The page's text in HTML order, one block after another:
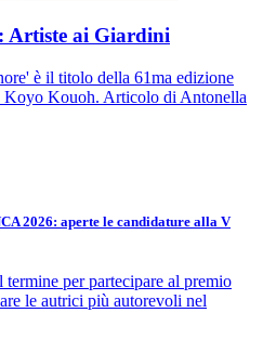
Artiste ai Giardini
è il titolo della 61ma edizione
Koyo Kouoh. Articolo di Antonella
2026: aperte le candidature alla V
per partecipare al premio
le autrici più autorevoli nel